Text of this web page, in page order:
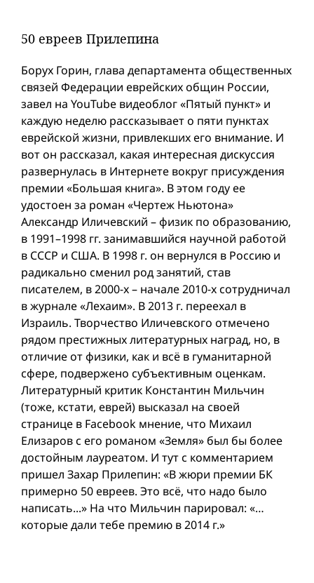
50 евреев Прилепина
Борух Горин, глава департамента общественных
связей Федерации еврейских общин России,
завел на YouTube видеоблог «Пятый пункт» и
каждую неделю рассказывает о пяти пунктах
еврейской жизни, привлекших его внимание. И
вот он рассказал, какая интересная дискуссия
развернулась в Интернете вокруг присуждения
премии «Большая книга». В этом году ее
удостоен за роман «Чертеж Ньютона»
Александр Иличевский – физик по образованию,
в 1991–1998 гг. занимавшийся научной работой
в СССР и США. В 1998 г. он вернулся в Россию и
радикально сменил род занятий, став
писателем, в 2000-х – начале 2010-х сотрудничал
в журнале «Лехаим». В 2013 г. переехал в
Израиль. Творчество Иличевского отмечено
рядом престижных литературных наград, но, в
отличие от физики, как и всё в гуманитарной
сфере, подвержено субъективным оценкам.
Литературный критик Константин Мильчин
(тоже, кстати, еврей) высказал на своей
странице в Facebook мнение, что Михаил
Елизаров с его романом «Земля» был бы более
достойным лауреатом. И тут с комментарием
пришел Захар Прилепин: «В жюри премии БК
примерно 50 евреев. Это всё, что надо было
написать...» На что Мильчин парировал: «…
которые дали тебе премию в 2014 г.»